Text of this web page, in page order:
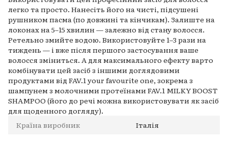
легко та просто. Нанесіть його на чисті, підсушені
рушником пасма (по довжині та кінчикам). Залиште на
локонах на 5–15 хвилин — залежно від стану волосся.
Ретельно змийте водою. Використовуйте 1–3 рази на
тиждень — і вже після першого застосування ваше
волосся зміниться. А для максимального ефекту варто
комбінувати цей засіб з іншими доглядовими
продуктами від FAV.1 your favourite one, зокрема з
шампунем з молочними протеїнами FAV.1 MILKY BOOST
SHAMPOO (його до речі можна використовувати як засіб
для щоденного догляду).
Країна виробник
Італія